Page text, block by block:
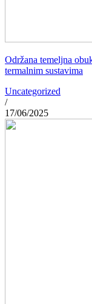
Održana temeljna
termalnim sustavima
Uncategorized
/
17/06/2025